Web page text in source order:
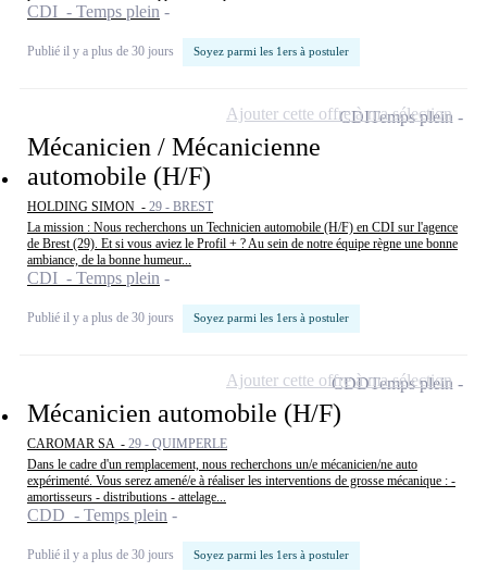
CDI - Temps plein
Publié il y a plus de 30 jours Soyez parmi les 1ers à postuler
Mécanicien / Mécanicienne
automobile (H/F)
HOLDING SIMON - 29 - BREST
La mission : Nous recherchons un Technicien automobile (H/F) en CDI sur l'agence
de Brest (29). Et si vous aviez le Profil + ? Au sein de notre équipe règne une bonne
ambiance, de la bonne humeur...
CDI - Temps plein
Publié il y a plus de 30 jours Soyez parmi les 1ers à postuler
CDITemps plein
Ajouter cette offre à ma sélection
Mécanicien automobile (H/F)
CAROMAR SA - 29 - QUIMPERLE
Dans le cadre d'un remplacement, nous recherchons un/e mécanicien/ne auto
expérimenté. Vous serez amené/e à réaliser les interventions de grosse mécanique : -
amortisseurs - distributions - attelage...
CDD - Temps plein
Publié il y a plus de 30 jours Soyez parmi les 1ers à postuler
CDDTemps plein
Ajouter cette offre à ma sélection